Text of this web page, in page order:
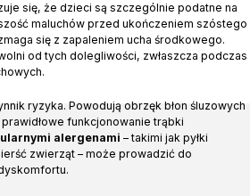
się, że dzieci są szczególnie podatne na
maluchów przed ukończeniem szóstego
się z zapaleniem ucha środkowego.
od tych dolegliwości, zwłaszcza podczas
ryzyka. Powodują obrzęk błon śluzowych
funkcjonowanie trąbki
alergenami – takimi jak pyłki
zwierząt – może prowadzić do